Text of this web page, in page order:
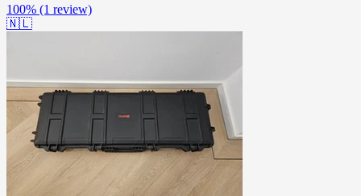
100% (1 review)
🇳🇱